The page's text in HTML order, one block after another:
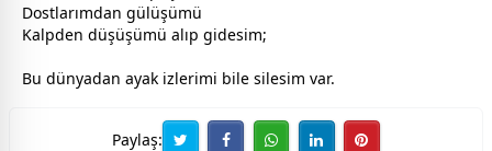
Dostlarımdan gülüşümü
Kalpden düşüşümü alıp gidesim;
Bu dünyadan ayak izlerimi bile silesim var.
Paylaş: